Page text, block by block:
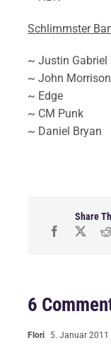
Schlimmster
~ Justin Gabriel
~ John Morrison
~ Edge
~ CM Punk
~ Daniel Bryan
Share
6
Flori 5. Januar 2011